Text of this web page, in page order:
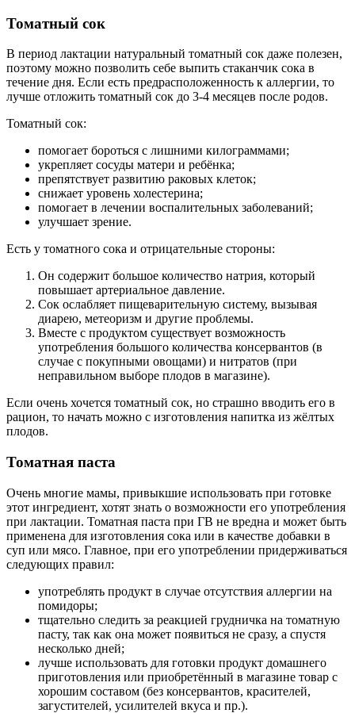
Томатный сок
В период лактации натуральный томатный сок даже полезен,
поэтому можно позволить себе выпить стаканчик сока в
течение дня. Если есть предрасположенность к аллергии, то
лучше отложить томатный сок до 3-4 месяцев после родов.
Томатный сок:
помогает бороться с лишними килограммами;
укрепляет сосуды матери и ребёнка;
препятствует развитию раковых клеток;
снижает уровень холестерина;
помогает в лечении воспалительных заболеваний;
улучшает зрение.
Есть у томатного сока и отрицательные стороны:
Он содержит большое количество натрия, который
повышает артериальное давление.
Сок ослабляет пищеварительную систему, вызывая
диарею, метеоризм и другие проблемы.
Вместе с продуктом существует возможность
употребления большого количества консервантов (в
случае с покупными овощами) и нитратов (при
неправильном выборе плодов в магазине).
Если очень хочется томатный сок, но страшно вводить его в
рацион, то начать можно с изготовления напитка из жёлтых
плодов.
Томатная паста
Очень многие мамы, привыкшие использовать при готовке
этот ингредиент, хотят знать о возможности его употребления
при лактации. Томатная паста при ГВ не вредна и может быть
применена для изготовления сока или в качестве добавки в
суп или мясо. Главное, при его употреблении придерживаться
следующих правил:
употреблять продукт в случае отсутствия аллергии на
помидоры;
тщательно следить за реакцией грудничка на томатную
пасту, так как она может появиться не сразу, а спустя
несколько дней;
лучше использовать для готовки продукт домашнего
приготовления или приобретённый в магазине товар с
хорошим составом (без консервантов, красителей,
загустителей, усилителей вкуса и пр.).